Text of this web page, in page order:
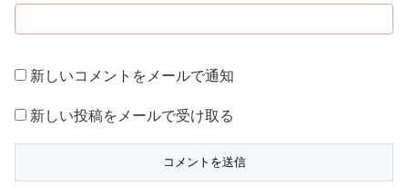
新しいコメントをメールで通知
新しい投稿をメールで受け取る